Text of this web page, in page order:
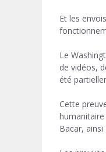
Et les
Le
de vidéos,
été
Cette
Bacar,